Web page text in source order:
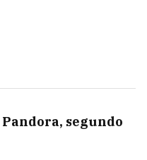
segundo